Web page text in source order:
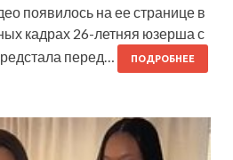
появилось на ее странице в
кадрах 26-летняя юзерша с
перед…
ПОДРОБНЕЕ